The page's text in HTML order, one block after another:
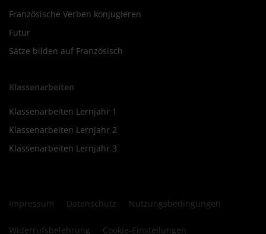
Französische Verben konjugieren
Futur
Sätze bilden auf Französisch
Klassenarbeiten
Klassenarbeiten Lernjahr 1
Klassenarbeiten Lernjahr 2
Klassenarbeiten Lernjahr 3
Impressum Datenschutz Nutzungsbedingungen
Widerrufsbelehrung Cookie-Einstellungen